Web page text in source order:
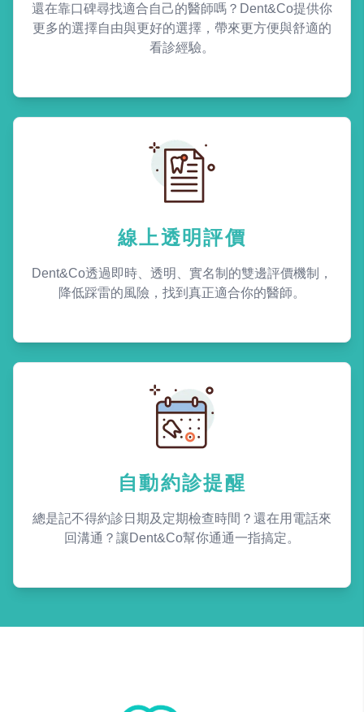
還在靠口碑尋找適合自己的醫師嗎？Dent&Co提供你
更多的選擇自由與更好的選擇，帶來更方便與舒適的
看診經驗。
線上透明評價
Dent&Co透過即時、透明、實名制的雙邊評價機制，
降低踩雷的風險，找到真正適合你的醫師。
自動約診提醒
總是記不得約診日期及定期檢查時間？還在用電話來
回溝通？讓Dent&Co幫你通通一指搞定。